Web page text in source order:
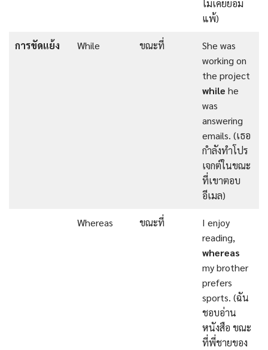
ไม่เคยยอม
แพ้)
การขัดแย้ง While ขณะที่
She was
working on
the project
while he
was
answering
emails. (เธอ
กำลังทำโปร
เจกต์ในขณะ
ที่เขาตอบ
อีเมล)
Whereas ขณะที่
I enjoy
reading,
whereas
my brother
prefers
sports. (ฉัน
ชอบอ่าน
หนังสือ ขณะ
ที่พี่ชายของ